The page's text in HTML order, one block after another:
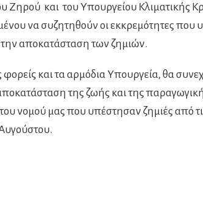
και του Υπουργείου Κλιματικής
να συζητηθούν οι εκκρεμότητες που
αποκατάσταση των ζημιών.
και τα αρμόδια Υπουργεία, θα
της ζωής και της
νομού μας που υπέστησαν ζημιές από